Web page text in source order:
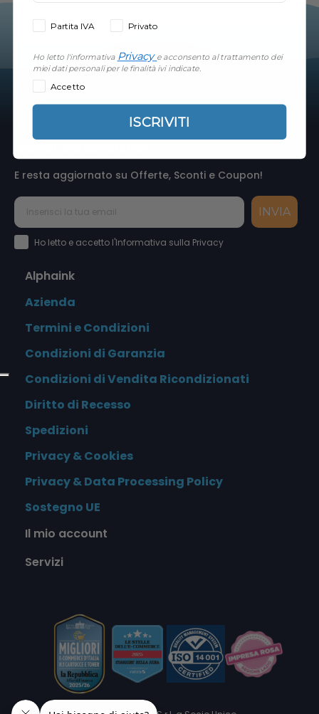
E resta aggiornato su Offerte, Sconti e Coupon!
INVIA
Accettazione Privacy Policy
Ho letto e accetto l'Informativa sulla Privacy
Alphaink
Azienda
Termini e Condizioni
Condizioni di Garanzia
Condizioni di Vendita Ricondizionati
Diritto di Recesso
Spedizioni
Privacy & Cookies
Privacy & Data Processing Policy
Sostegno UE
Il mio account
Servizi
Partita IVA Privato
Ho letto l'informativa Privacy e acconsento al trattamento dei
miei dati personali per le finalità ivi indicate.
Accetto
ISCRIVITI